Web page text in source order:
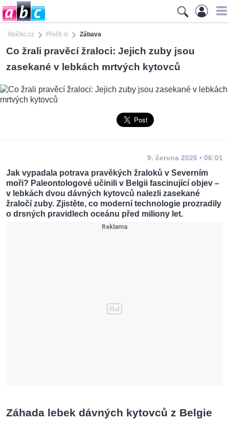
Ábíčko.cz Přečti si Zábava
Co žrali pravěcí žraloci: Jejich zuby jsou
zasekané v lebkách mrtvých kytovců
9. června 2026 • 06:01
Jak vypadala potrava pravěkých žraloků v Severním
moři? Paleontologové učinili v Belgii fascinující objev –
v lebkách dvou dávných kytovců nalezli zasekané
žraločí zuby. Zjistěte, co moderní technologie prozradily
o drsných pravidlech oceánu před miliony let.
Záhada lebek dávných kytovců z Belgie